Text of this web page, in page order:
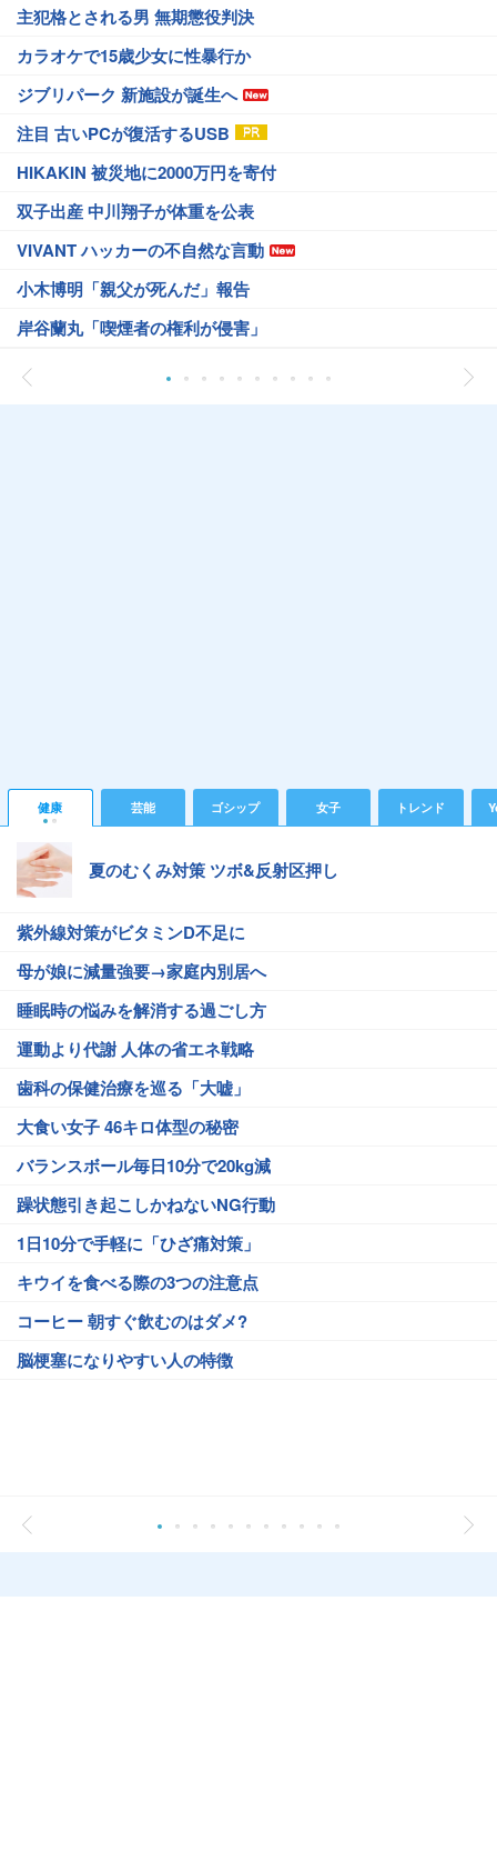
主犯格とされる男 無期懲役判決
カラオケで15歳少女に性暴行か
ジブリパーク 新施設が誕生へ
注目 古いPCが復活するUSB
HIKAKIN 被災地に2000万円を寄付
双子出産 中川翔子が体重を公表
VIVANT ハッカーの不自然な言動
小木博明「親父が死んだ」報告
岸谷蘭丸「喫煙者の権利が侵害」
健康 芸能 ゴシップ 女子 トレンド
夏のむくみ対策 ツボ&反射区押し
紫外線対策がビタミンD不足に
母が娘に減量強要→家庭内別居へ
睡眠時の悩みを解消する過ごし方
運動より代謝 人体の省エネ戦略
歯科の保健治療を巡る「大嘘」
大食い女子 46キロ体型の秘密
バランスボール毎日10分で20kg減
躁状態引き起こしかねないNG行動
1日10分で手軽に「ひざ痛対策」
キウイを食べる際の3つの注意点
コーヒー 朝すぐ飲むのはダメ?
脳梗塞になりやすい人の特徴